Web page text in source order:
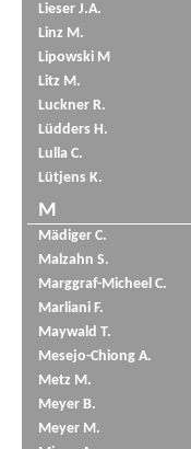
Lieser J.A.
Linz M.
Lipowski M
Litz M.
Luckner R.
Lüdders H.
Lulla C.
Lütjens K.
M
Mädiger C.
Malzahn S.
Marggraf-Micheel C.
Marliani F.
Maywald T.
Mesejo-Chiong A.
Metz M.
Meyer B.
Meyer M.